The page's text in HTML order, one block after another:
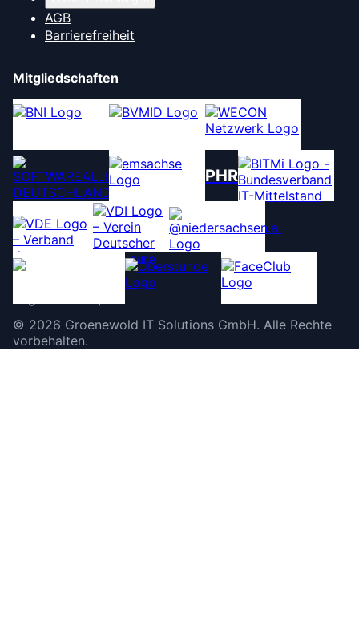
AGB
Barrierefreiheit
Mitgliedschaften
PHR
© 2026 Groenewold IT Solutions GmbH. Alle Rechte
vorbehalten.